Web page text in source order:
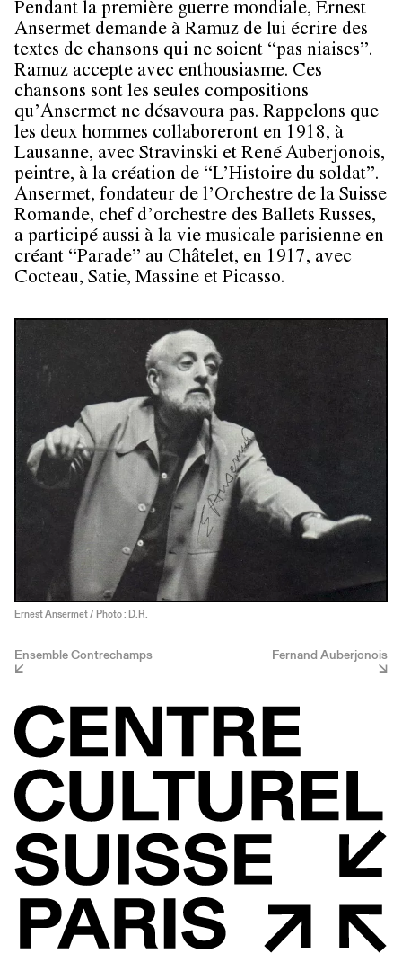
Pendant la première guerre mondiale, Ernest
Ansermet demande à Ramuz de lui écrire des
textes de chansons qui ne soient “pas niaises”.
Ramuz accepte avec enthousiasme. Ces
chansons sont les seules compositions
qu’Ansermet ne désavoura pas. Rappelons que
les deux hommes collaboreront en 1918, à
Lausanne, avec Stravinski et René Auberjonois,
peintre, à la création de “L’Histoire du soldat”.
Ansermet, fondateur de l’Orchestre de la Suisse
Romande, chef d’orchestre des Ballets Russes,
a participé aussi à la vie musicale parisienne en
créant “Parade” au Châtelet, en 1917, avec
Cocteau, Satie, Massine et Picasso.
Ernest Ansermet / Photo : D.R.
Ensemble Contrechamps Fernand Auberjonois